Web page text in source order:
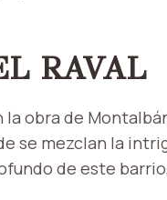
RAVAL
la obra de
se mezclan la
de este